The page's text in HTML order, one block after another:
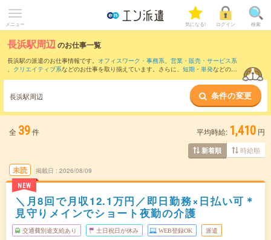
メニュー 気になる! ログイン 検索
長浜駅周辺のお仕事一覧
長浜駅の派遣のお仕事情報です。 オフィスワーク・事務系、 営業・販売・サービス系
、 クリエイティブ系などのお仕事を取り揃えています。さらに、 短期 ・ 単発などの期
また、南彦根駅
など近隣駅のお仕事もご確認い
ただけます。
長浜駅周辺 条件の変更
全 39件 平均時給: 1,410 円
新着順 時給順
未読
NEW
掲載日 2026/08/09
＼月8回で月収12.1万円／即日勤務×日払い可＊
見守りメインでショート夜勤の介護
交通費別途支給あり 土日祝日が休み WEB登録OK 派遣